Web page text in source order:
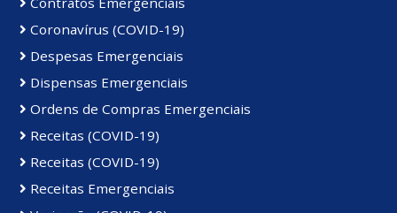
Coronavírus (COVID-19)
Despesas Emergenciais
Dispensas Emergenciais
Ordens de Compras Emergenciais
Receitas (COVID-19)
Receitas (COVID-19)
Receitas Emergenciais